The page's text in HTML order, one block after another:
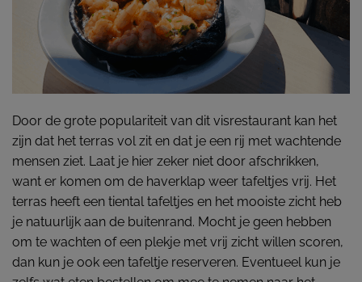
Door de grote populariteit van dit visrestaurant kan het
zijn dat het terras vol zit en dat je een rij met wachtende
mensen ziet. Laat je hier zeker niet door afschrikken,
want er komen om de haverklap weer tafeltjes vrij. Het
terras heeft een tiental tafeltjes en het mooiste zicht heb
je natuurlijk aan de buitenrand. Mocht je geen hebben
om te wachten of een plekje met vrij zicht willen scoren,
dan kun je ook een tafeltje reserveren. Eventueel kun je